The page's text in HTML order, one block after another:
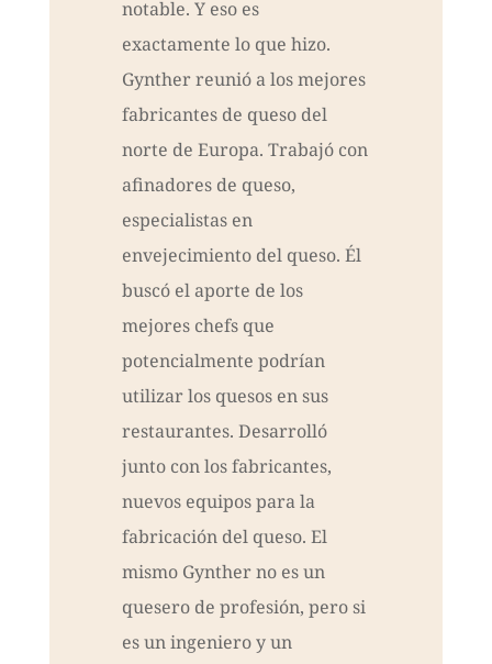
notable. Y eso es
exactamente lo que hizo.
Gynther reunió a los mejores
fabricantes de queso del
norte de Europa. Trabajó con
afinadores de queso,
especialistas en
envejecimiento del queso. Él
buscó el aporte de los
mejores chefs que
potencialmente podrían
utilizar los quesos en sus
restaurantes. Desarrolló
junto con los fabricantes,
nuevos equipos para la
fabricación del queso. El
mismo Gynther no es un
quesero de profesión, pero si
es un ingeniero y un